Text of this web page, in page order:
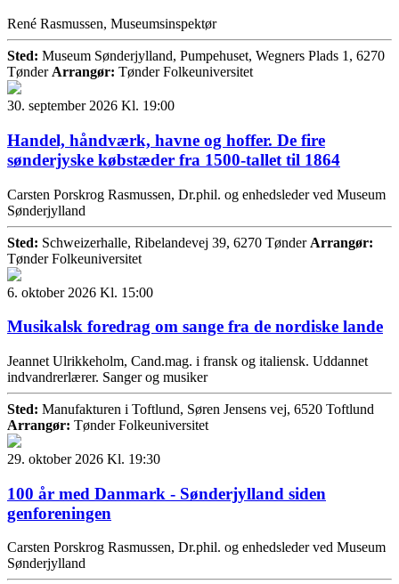
René Rasmussen, Museumsinspektør
Sted: Museum Sønderjylland, Pumpehuset, Wegners Plads 1, 6270
Tønder Arrangør: Tønder Folkeuniversitet
30. september 2026 Kl. 19:00
Handel, håndværk, havne og hoffer. De fire
sønderjyske købstæder fra 1500-tallet til 1864
Carsten Porskrog Rasmussen, Dr.phil. og enhedsleder ved Museum
Sønderjylland
Sted: Schweizerhalle, Ribelandevej 39, 6270 Tønder Arrangør:
Tønder Folkeuniversitet
6. oktober 2026 Kl. 15:00
Musikalsk foredrag om sange fra de nordiske lande
Jeannet Ulrikkeholm, Cand.mag. i fransk og italiensk. Uddannet
indvandrerlærer. Sanger og musiker
Sted: Manufakturen i Toftlund, Søren Jensens vej, 6520 Toftlund
Arrangør: Tønder Folkeuniversitet
29. oktober 2026 Kl. 19:30
100 år med Danmark - Sønderjylland siden
genforeningen
Carsten Porskrog Rasmussen, Dr.phil. og enhedsleder ved Museum
Sønderjylland